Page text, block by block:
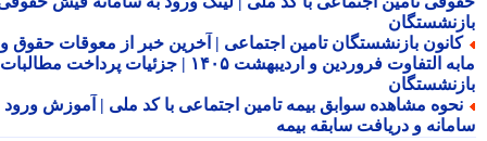
بازنشستگان تامین اجتماعی | آخرین خبر از معوقات حقوق و
مابه التفاوت فروردین و اردیبهشت ۱۴۰۵ | جزئیات پرداخت مطالبات
مشاهده سوابق بیمه تامین اجتماعی با کد ملی | آموزش ورود به
و دریافت سابقه بیمه